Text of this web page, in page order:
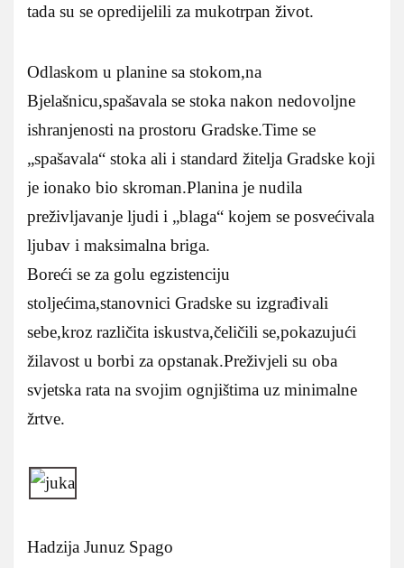
tada su se opredijelili za mukotrpan život.
Odlaskom u planine sa stokom,na
Bjelašnicu,spašavala se stoka nakon nedovoljne
ishranjenosti na prostoru Gradske.Time se
„spašavala“ stoka ali i standard žitelja Gradske koji
je ionako bio skroman.Planina je nudila
preživljavanje ljudi i „blaga“ kojem se posvećivala
ljubav i maksimalna briga.
Boreći se za golu egzistenciju
stoljećima,stanovnici Gradske su izgrađivali
sebe,kroz različita iskustva,čeličili se,pokazujući
žilavost u borbi za opstanak.Preživjeli su oba
svjetska rata na svojim ognjištima uz minimalne
žrtve.
Hadzija Junuz Spago